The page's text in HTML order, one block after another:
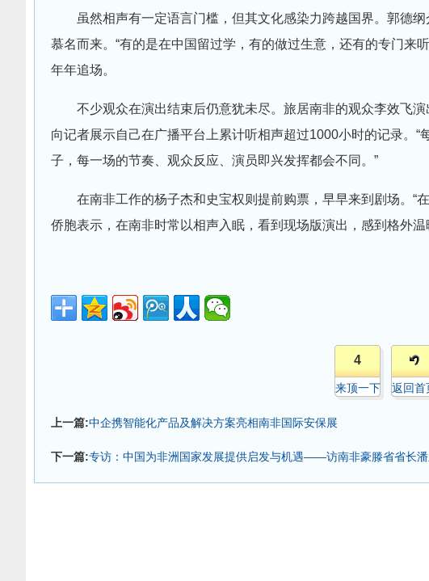
虽然相声有一定语言门槛，但其文化感染力跨越国界。郭德
慕名而来。“有的是在中国留过学，有的做过生意，还有的专门来
年年追场。
不少观众在演出结束后仍意犹未尽。旅居南非的观众李效飞
向记者展示自己在广播平台上累计听相声超过1000小时的记录。
子，每一场的节奏、观众反应、演员即兴发挥都会不同。”
在南非工作的杨子杰和史宝权则提前购票，早早来到剧场。“
侨胞表示，在南非时常以相声入眠，看到现场版演出，感到格外温
4
来顶一下 返回首
上一篇:中企携智能化产品及解决方案亮相南非国际安保展
下一篇:专访：中国为非洲国家发展提供启发与机遇——访南非豪滕省省长潘